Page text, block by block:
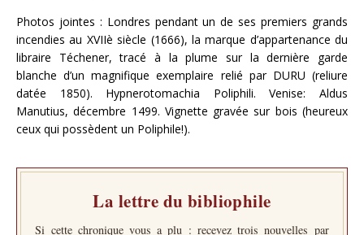
Photos jointes : Londres pendant un de ses premiers grands
incendies au XVIIè siècle (1666), la marque d’appartenance du
libraire Téchener, tracé à la plume sur la dernière garde
blanche d’un magnifique exemplaire relié par DURU (reliure
datée 1850). Hypnerotomachia Poliphili. Venise: Aldus
Manutius, décembre 1499. Vignette gravée sur bois (heureux
ceux qui possèdent un Poliphile!).
La lettre du bibliophile
Si cette chronique vous a plu : recevez trois nouvelles par